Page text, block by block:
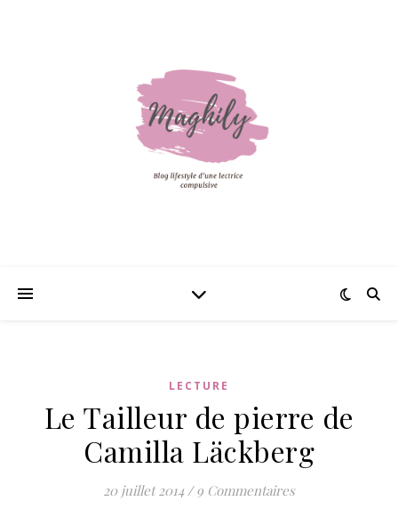
LECTURE
Le Tailleur de pierre de
Camilla Läckberg
20 juillet 2014 / 9 Commentaires